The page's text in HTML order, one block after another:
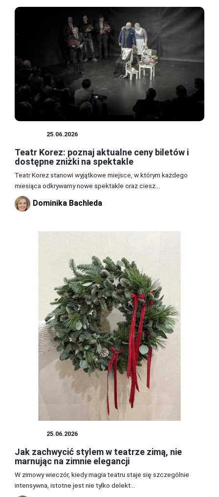
25.06.2026
Teatr Korez: poznaj aktualne ceny biletów i
dostępne zniżki na spektakle
Teatr Korez stanowi wyjątkowe miejsce, w którym każdego
miesiąca odkrywamy nowe spektakle oraz ciesz...
Dominika Bachleda
25.06.2026
Jak zachwycić stylem w teatrze zimą, nie
marnując na zimnie elegancji
W zimowy wieczór, kiedy magia teatru staje się szczególnie
intensywna, istotne jest nie tylko delekt...